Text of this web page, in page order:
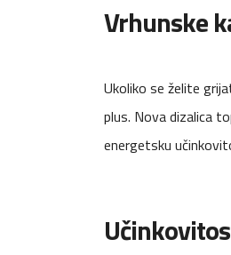
Vrhunske
Ukoliko se želite
plus. Nova dizalica
energetsku